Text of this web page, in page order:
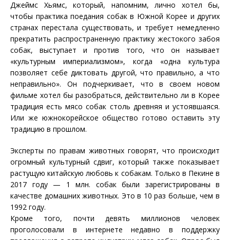
Джеймс Хьямс, который, напомним, лично хотел бы,
чтобы практика поедания собак в Южной Корее и других
странах перестала существовать, и требует немедленно
прекратить распространенную практику жестокого забоя
собак, выступает и против того, что он называет
«культурным империализмом», когда «одна культура
позволяет себе диктовать другой, что правильно, а что
неправильно». Он подчеркивает, что в своем новом
фильме хотел бы разобраться, действительно ли в Корее
традиция есть мясо собак столь древняя и устоявшаяся.
Или же южнокорейское общество готово оставить эту
традицию в прошлом.
Эксперты по правам животных говорят, что происходит
огромный культурный сдвиг, который также показывает
растущую китайскую любовь к собакам. Только в Пекине в
2017 году — 1 млн. собак были зарегистрированы в
качестве домашних животных. Это в 10 раз больше, чем в
1992 году.
Кроме того, почти девять миллионов человек
проголосовали в интернете недавно в поддержку